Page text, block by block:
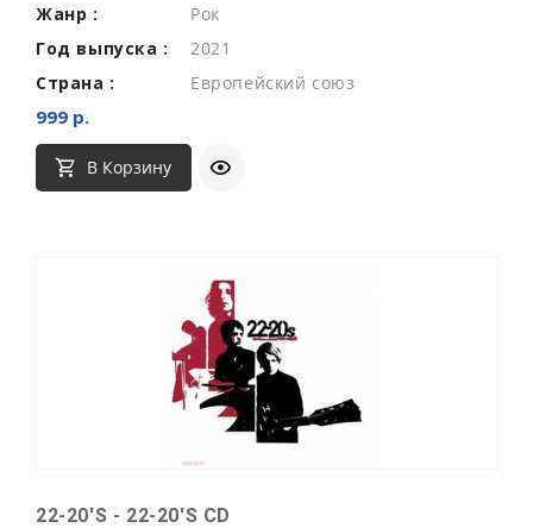
Жанр :
Рок
Год выпуска :
2021
Страна :
Европейский союз
999 р.
В Корзину
22-20'S - 22-20'S CD